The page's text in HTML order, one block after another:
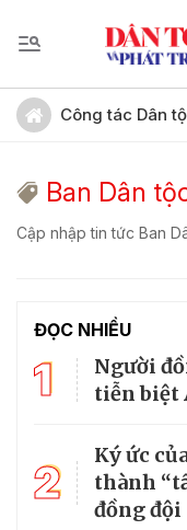
Công tác Dân
Ban Dân
Cập nhập tin tức Ban
ĐỌC NHIỀU
1
Người
tiễn biệt
2
Ký ức
thành
đồng đội